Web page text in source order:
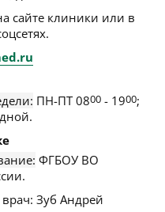
сайте клиники или в
ПН-ПТ 0800 - 1900;
ФГБОУ ВО
Зуб Андрей